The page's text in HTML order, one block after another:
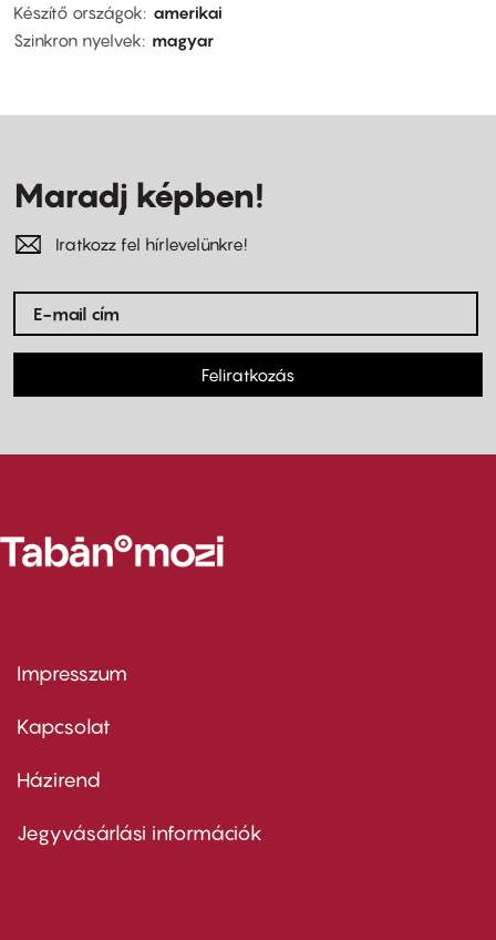
Készítő országok
amerikai
Szinkron nyelvek
magyar
Maradj képben!
Iratkozz fel hírlevelünkre!
Feliratkozás
Footer
first
Impresszum
Kapcsolat
Footer
second
Házirend
Jegyvásárlási információk